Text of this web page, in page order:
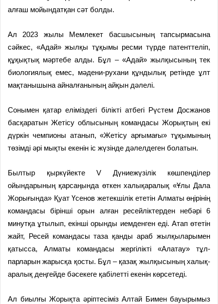
алғаш мойындатқан сәт болды.
Ал 2023 жылы Мемлекет бас­шы­с­ының тапсырмасына
сәйкес, «Адай» жылқы тұқымы ресми түрде патенттеліп,
құқықтық мәр­те­бе алды. Бұл – «Адай» жылқысы­ның тек
биологиялық емес, мә­дени-рухани құндылық ретінде ұлт
мақтанышына айналғанының айқын дәлелі.
Сонымен қатар еліміздегі бі­лікті атбегі Рүстем Досжанов
бас­қара­тын Жетісу облысының ком­ан­дасы Жорықтың екі
дүркін чем­пионы атанып, «Жетісу арғы­ма­ғы» тұқымының
төзімді әрі мықты екенін іс жүзінде дәлелдеген болатын.
Былтыр қыркүйекте V Дүние­жүзілік көшпенділер
ойындары­ның қарсаңында өткен халықара­лық «Ұлы Дала
Жорығында» Қуат Үсенов жетекшілік ететін Алматы өңірінің
командасы бірінші орын алған ресейліктерден небәрі 6
минут­қа ұтылып, екінші орынды иемденген еді. Атап өтетін
жайт, Ресей командасы таза қанды араб жылқыларымен
қатысса, Алматы командасы жергілікті «Алатау» тұл­
парларын жарысқа қосты. Бұл – қазақ жылқысының халық­
ара­л­ық деңгейде бәсекеге қабілетті екенін көрсетеді.
Ал биылғы Жорықта әріптесі­міз Алтай Бимен бауырымыз